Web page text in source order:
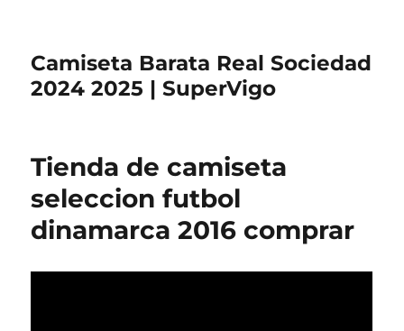
Camiseta Barata Real Sociedad
2024 2025 | SuperVigo
Tienda de camiseta
seleccion futbol
dinamarca 2016 comprar